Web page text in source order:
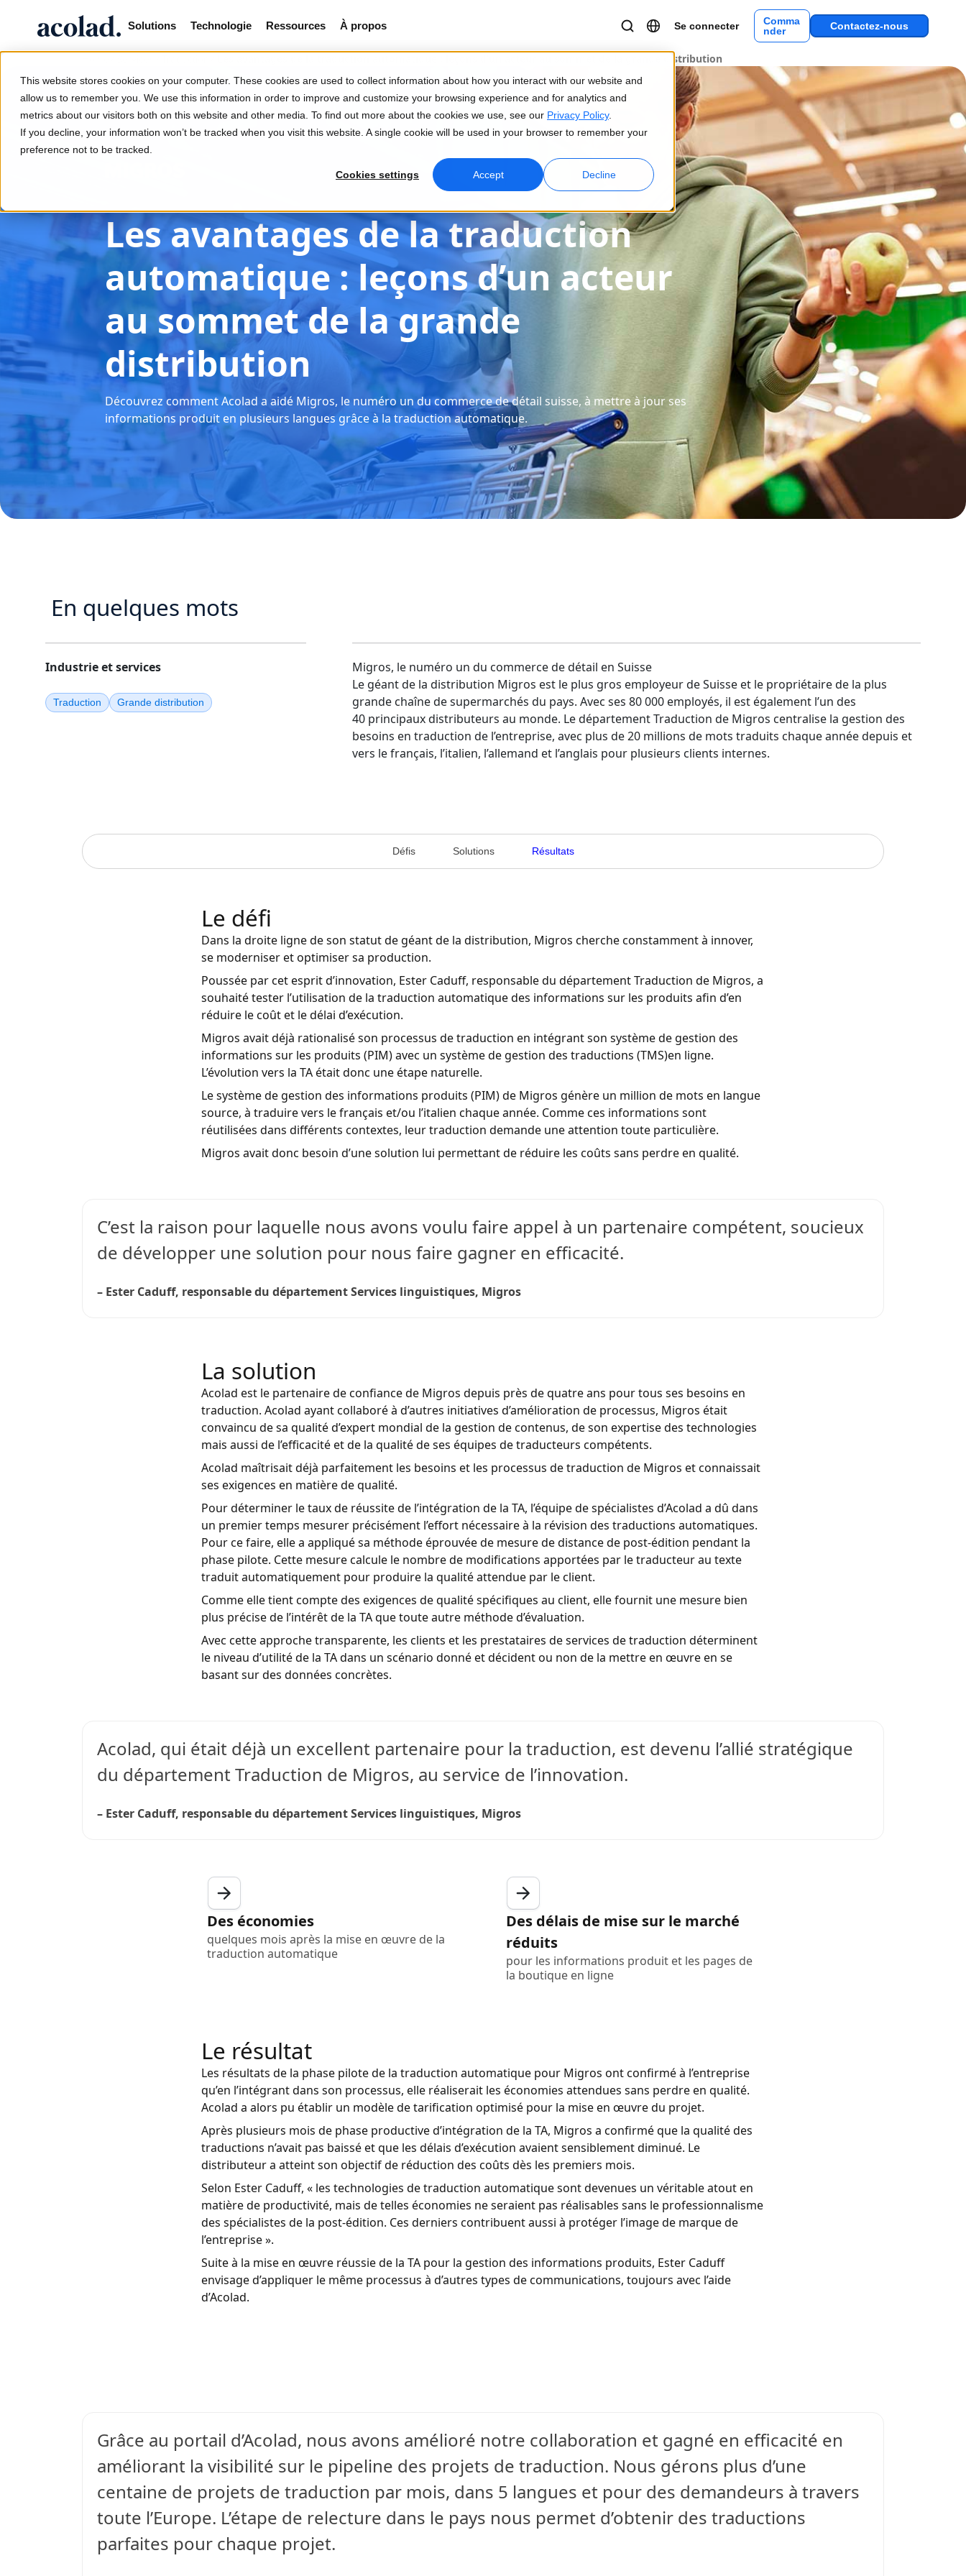
This website stores cookies on your computer. These cookies are used to collect information about how you interact with our website and
allow us to remember you. We use this information in order to improve and customize your browsing experience and for analytics and
metrics about our visitors both on this website and other media. To find out more about the cookies we use, see our Privacy Policy.
If you decline, your information won’t be tracked when you visit this website. A single cookie will be used in your browser to remember your
preference not to be tracked.
Cookies settings Accept Decline
Solutions Technologie Ressources À propos Se connecter
Comma
nder
Contactez-nous
Les avantages de la traduction automatique : leçons d’un acteur au sommet de la grande distribution
Les avantages de la traduction
automatique : leçons d’un acteur
au sommet de la grande
distribution
Découvrez comment Acolad a aidé Migros, le numéro un du commerce de détail suisse, à mettre à jour ses
informations produit en plusieurs langues grâce à la traduction automatique.
En quelques mots
Industrie et services
Traduction Grande distribution
Migros, le numéro un du commerce de détail en Suisse
Le géant de la distribution Migros est le plus gros employeur de Suisse et le propriétaire de la plus
grande chaîne de supermarchés du pays. Avec ses 80 000 employés, il est également l’un des
40 principaux distributeurs au monde. Le département Traduction de Migros centralise la gestion des
besoins en traduction de l’entreprise, avec plus de 20 millions de mots traduits chaque année depuis et
vers le français, l’italien, l’allemand et l’anglais pour plusieurs clients internes.
Défis Solutions Résultats
Le défi
Dans la droite ligne de son statut de géant de la distribution, Migros cherche constamment à innover,
se moderniser et optimiser sa production.
Poussée par cet esprit d’innovation, Ester Caduff, responsable du département Traduction de Migros, a
souhaité tester l’utilisation de la traduction automatique des informations sur les produits afin d’en
réduire le coût et le délai d’exécution.
Migros avait déjà rationalisé son processus de traduction en intégrant son système de gestion des
informations sur les produits (PIM) avec un système de gestion des traductions (TMS)en ligne.
L’évolution vers la TA était donc une étape naturelle.
Le système de gestion des informations produits (PIM) de Migros génère un million de mots en langue
source, à traduire vers le français et/ou l’italien chaque année. Comme ces informations sont
réutilisées dans différents contextes, leur traduction demande une attention toute particulière.
Migros avait donc besoin d’une solution lui permettant de réduire les coûts sans perdre en qualité.
C’est la raison pour laquelle nous avons voulu faire appel à un partenaire compétent, soucieux
de développer une solution pour nous faire gagner en efficacité.
– Ester Caduff, responsable du département Services linguistiques, Migros
La solution
Acolad est le partenaire de confiance de Migros depuis près de quatre ans pour tous ses besoins en
traduction. Acolad ayant collaboré à d’autres initiatives d’amélioration de processus, Migros était
convaincu de sa qualité d’expert mondial de la gestion de contenus, de son expertise des technologies
mais aussi de l’efficacité et de la qualité de ses équipes de traducteurs compétents.
Acolad maîtrisait déjà parfaitement les besoins et les processus de traduction de Migros et connaissait
ses exigences en matière de qualité.
Pour déterminer le taux de réussite de l’intégration de la TA, l’équipe de spécialistes d’Acolad a dû dans
un premier temps mesurer précisément l’effort nécessaire à la révision des traductions automatiques.
Pour ce faire, elle a appliqué sa méthode éprouvée de mesure de distance de post-édition pendant la
phase pilote. Cette mesure calcule le nombre de modifications apportées par le traducteur au texte
traduit automatiquement pour produire la qualité attendue par le client.
Comme elle tient compte des exigences de qualité spécifiques au client, elle fournit une mesure bien
plus précise de l’intérêt de la TA que toute autre méthode d’évaluation.
Avec cette approche transparente, les clients et les prestataires de services de traduction déterminent
le niveau d’utilité de la TA dans un scénario donné et décident ou non de la mettre en œuvre en se
basant sur des données concrètes.
Acolad, qui était déjà un excellent partenaire pour la traduction, est devenu l’allié stratégique
du département Traduction de Migros, au service de l’innovation.
– Ester Caduff, responsable du département Services linguistiques, Migros
Des économies
quelques mois après la mise en œuvre de la
traduction automatique
Des délais de mise sur le marché
réduits
pour les informations produit et les pages de
la boutique en ligne
Le résultat
Les résultats de la phase pilote de la traduction automatique pour Migros ont confirmé à l’entreprise
qu’en l’intégrant dans son processus, elle réaliserait les économies attendues sans perdre en qualité.
Acolad a alors pu établir un modèle de tarification optimisé pour la mise en œuvre du projet.
Après plusieurs mois de phase productive d’intégration de la TA, Migros a confirmé que la qualité des
traductions n’avait pas baissé et que les délais d’exécution avaient sensiblement diminué. Le
distributeur a atteint son objectif de réduction des coûts dès les premiers mois.
Selon Ester Caduff, « les technologies de traduction automatique sont devenues un véritable atout en
matière de productivité, mais de telles économies ne seraient pas réalisables sans le professionnalisme
des spécialistes de la post-édition. Ces derniers contribuent aussi à protéger l’image de marque de
l’entreprise ».
Suite à la mise en œuvre réussie de la TA pour la gestion des informations produits, Ester Caduff
envisage d’appliquer le même processus à d’autres types de communications, toujours avec l’aide
d’Acolad.
Grâce au portail d’Acolad, nous avons amélioré notre collaboration et gagné en efficacité en
améliorant la visibilité sur le pipeline des projets de traduction. Nous gérons plus d’une
centaine de projets de traduction par mois, dans 5 langues et pour des demandeurs à travers
toute l’Europe. L’étape de relecture dans le pays nous permet d’obtenir des traductions
parfaites pour chaque projet.